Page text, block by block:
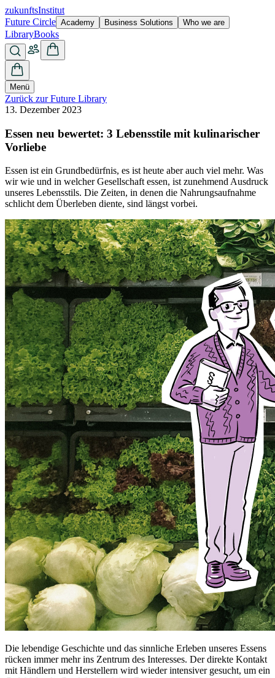
zukunftsInstitut
Future Circle Academy Business Solutions Who we are
LibraryBooks
Menü
Zurück zur Future Library
13. Dezember 2023
Essen neu bewertet: 3 Lebensstile mit kulinarischer
Vorliebe
Essen ist ein Grundbedürfnis, es ist heute aber auch viel mehr. Was
wir wie und in welcher Gesellschaft essen, ist zunehmend Ausdruck
unseres Lebensstils. Die Zeiten, in denen die Nahrungsaufnahme
schlicht dem Überleben diente, sind längst vorbei.
Die lebendige Geschichte und das sinnliche Erleben unseres Essens
rücken immer mehr ins Zentrum des Interesses. Der direkte Kontakt
mit Händlern und Herstellern wird wieder intensiver gesucht, um ein